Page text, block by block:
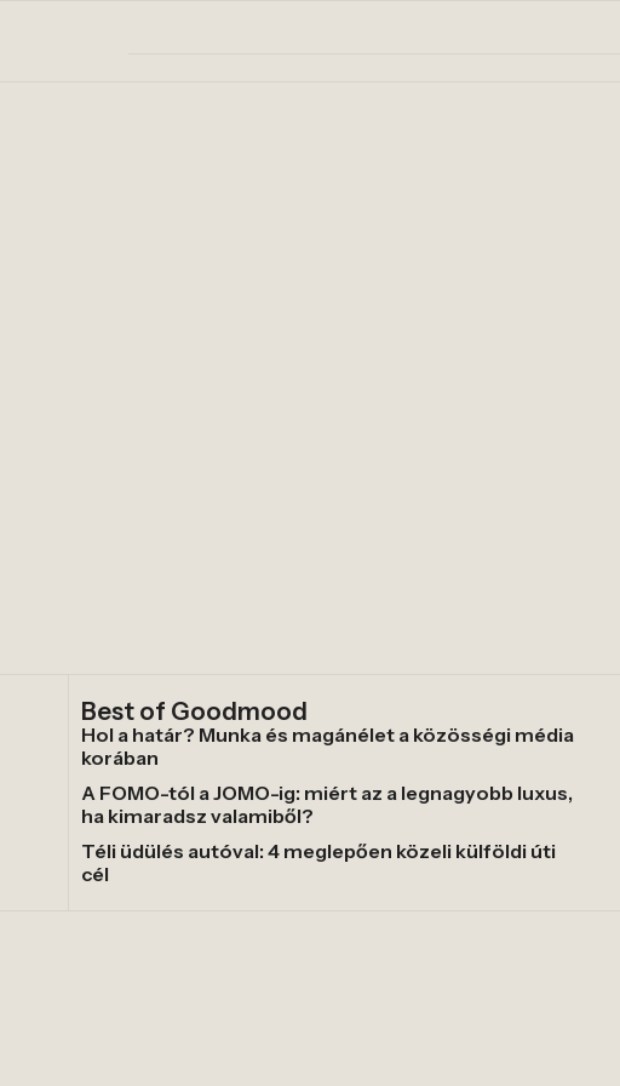
Best of Goodmood
Hol a határ? Munka és magánélet a közösségi média
korában
A FOMO-tól a JOMO-ig: miért az a legnagyobb luxus,
ha kimaradsz valamiből?
Téli üdülés autóval: 4 meglepően közeli külföldi úti
cél